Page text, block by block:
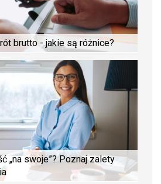
brutto - jakie są różnice?
„na swoje”? Poznaj zalety